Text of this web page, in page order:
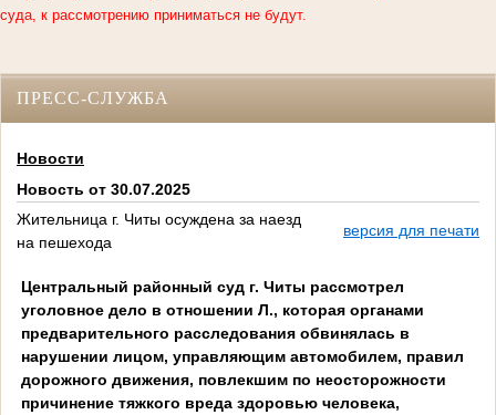
суда, к рассмотрению приниматься не будут.
ПРЕСС-СЛУЖБА
Новости
Новость от 30.07.2025
Жительница г. Читы осуждена за наезд
на пешехода
версия для печати
Центральный районный суд г. Читы рассмотрел
уголовное дело в отношении Л., которая органами
предварительного расследования обвинялась в
нарушении лицом, управляющим автомобилем, правил
дорожного движения, повлекшим по неосторожности
причинение тяжкого вреда здоровью человека,